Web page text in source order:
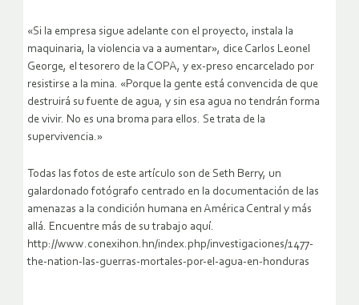
«Si la empresa sigue adelante con el proyecto, instala la
maquinaria, la violencia va a aumentar», dice Carlos Leonel
George, el tesorero de la COPA, y ex-preso encarcelado por
resistirse a la mina. «Porque la gente está convencida de que
destruirá su fuente de agua, y sin esa agua no tendrán forma
de vivir. No es una broma para ellos. Se trata de la
supervivencia.»
Todas las fotos de este artículo son de Seth Berry, un
galardonado fotógrafo centrado en la documentación de las
amenazas a la condición humana en América Central y más
allá. Encuentre más de su trabajo aquí.
http://www.conexihon.hn/index.php/investigaciones/1477-
the-nation-las-guerras-mortales-por-el-agua-en-honduras